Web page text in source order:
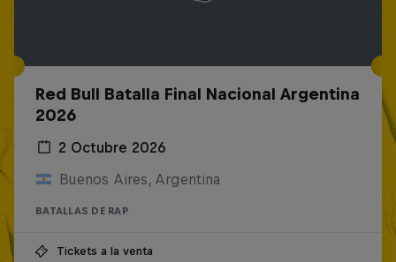
Red Bull Batalla Final Nacional Argentina
2026
2 Octubre 2026
Buenos Aires, Argentina
BATALLAS DE RAP
Tickets a la venta